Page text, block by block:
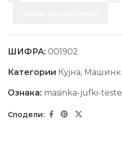
ШИФРА: 001902
Категории Кујна,
Ознака: masinka-jufki-